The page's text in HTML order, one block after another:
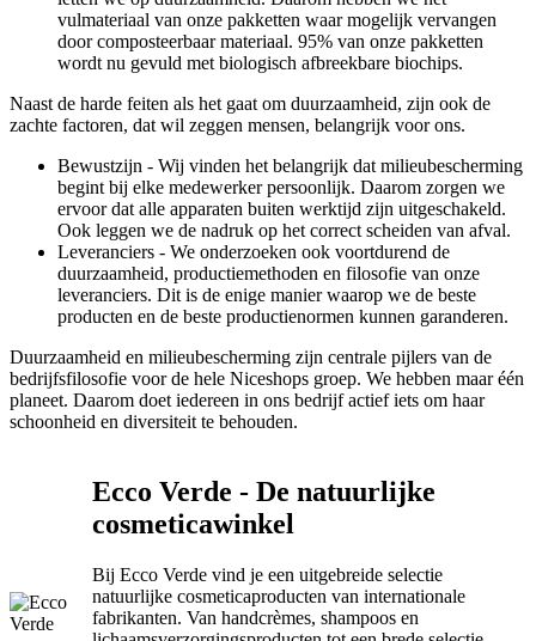
vulmateriaal van onze pakketten waar mogelijk vervangen
door composteerbaar materiaal. 95% van onze pakketten
wordt nu gevuld met biologisch afbreekbare biochips.
Naast de harde feiten als het gaat om duurzaamheid, zijn ook de
zachte factoren, dat wil zeggen mensen, belangrijk voor ons.
Bewustzijn - Wij vinden het belangrijk dat milieubescherming
begint bij elke medewerker persoonlijk. Daarom zorgen we
ervoor dat alle apparaten buiten werktijd zijn uitgeschakeld.
Ook leggen we de nadruk op het correct scheiden van afval.
Leveranciers - We onderzoeken ook voortdurend de
duurzaamheid, productiemethoden en filosofie van onze
leveranciers. Dit is de enige manier waarop we de beste
producten en de beste productienormen kunnen garanderen.
Duurzaamheid en milieubescherming zijn centrale pijlers van de
bedrijfsfilosofie voor de hele Niceshops groep. We hebben maar één
planeet. Daarom doet iedereen in ons bedrijf actief iets om haar
schoonheid en diversiteit te behouden.
Ecco Verde - De natuurlijke
cosmeticawinkel
Bij Ecco Verde vind je een uitgebreide selectie
natuurlijke cosmeticaproducten van internationale
fabrikanten. Van handcrèmes, shampoos en